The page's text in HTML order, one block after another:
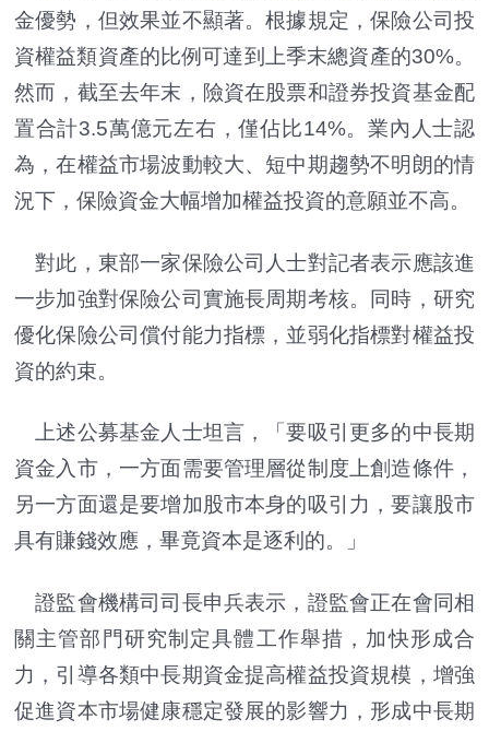
金優勢，但效果並不顯著。根據規定，保險公司投
資權益類資產的比例可達到上季末總資產的30%。
然而，截至去年末，險資在股票和證券投資基金配
置合計3.5萬億元左右，僅佔比14%。業內人士認
為，在權益市場波動較大、短中期趨勢不明朗的情
況下，保險資金大幅增加權益投資的意願並不高。
對此，東部一家保險公司人士對記者表示應該進
一步加強對保險公司實施長周期考核。同時，研究
優化保險公司償付能力指標，並弱化指標對權益投
資的約束。
上述公募基金人士坦言，「要吸引更多的中長期
資金入市，一方面需要管理層從制度上創造條件，
另一方面還是要增加股市本身的吸引力，要讓股市
具有賺錢效應，畢竟資本是逐利的。」
證監會機構司司長申兵表示，證監會正在會同相
關主管部門研究制定具體工作舉措，加快形成合
力，引導各類中長期資金提高權益投資規模，增強
促進資本市場健康穩定發展的影響力，形成中長期